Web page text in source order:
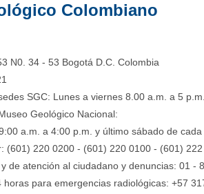
Colombiano
N0. 34 - 53 Bogotá D.C. Colombia
SGC: Lunes a viernes 8.00 a.m. a 5 p.m.
Geológico Nacional:
a.m. a 4:00 p.m. y último sábado de
(601) 220 0200 - (601) 220 0100 - (601) 222
de atención al ciudadano y denuncias: 01 -
horas para emergencias radiológicas: +57